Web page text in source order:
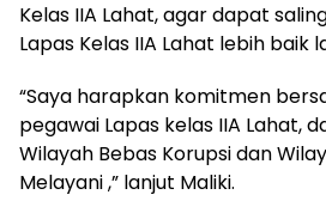
Kelas IIA Lahat, agar dapat
Lapas Kelas IIA Lahat lebih baik
“Saya harapkan komitmen
pegawai Lapas kelas IIA Lahat,
Wilayah Bebas Korupsi dan
Melayani ,” lanjut Maliki.